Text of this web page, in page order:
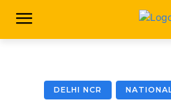
DELHI NCR